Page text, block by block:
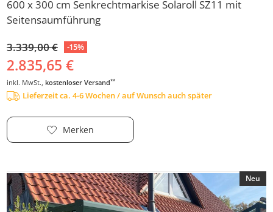
600 x 300 cm Senkrechtmarkise Solaroll SZ11 mit
Seitensaumführung
3.339,00 €
-15%
2.835,65 €
inkl. MwSt., kostenloser Versand**
Lieferzeit ca. 4-6 Wochen / auf Wunsch auch später
Merken
Neu